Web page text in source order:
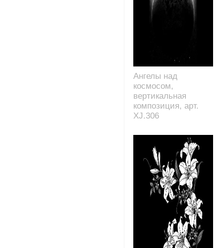
Ангелы над
космосом,
вертикальная
композиция, арт.
XJ.306